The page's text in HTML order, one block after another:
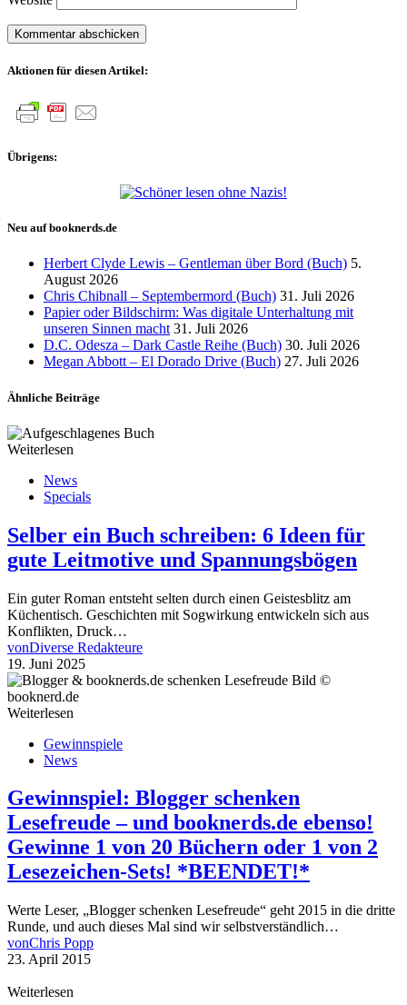
Aktionen für diesen Artikel:
Übrigens:
Neu auf booknerds.de
Herbert Clyde Lewis – Gentleman über Bord (Buch) 5.
August 2026
Chris Chibnall – Septembermord (Buch) 31. Juli 2026
Papier oder Bildschirm: Was digitale Unterhaltung mit
unseren Sinnen macht 31. Juli 2026
D.C. Odesza – Dark Castle Reihe (Buch) 30. Juli 2026
Megan Abbott – El Dorado Drive (Buch) 27. Juli 2026
Ähnliche Beiträge
Weiterlesen
News
Specials
Selber ein Buch schreiben: 6 Ideen für
gute Leitmotive und Spannungsbögen
Ein guter Roman entsteht selten durch einen Geistesblitz am
Küchentisch. Geschichten mit Sogwirkung entwickeln sich aus
Konflikten, Druck…
vonDiverse Redakteure
19. Juni 2025
Weiterlesen
Gewinnspiele
News
Gewinnspiel: Blogger schenken
Lesefreude – und booknerds.de ebenso!
Gewinne 1 von 20 Büchern oder 1 von 2
Lesezeichen-Sets! *BEENDET!*
Werte Leser, „Blogger schenken Lesefreude“ geht 2015 in die dritte
Runde, und auch dieses Mal sind wir selbstverständlich…
vonChris Popp
23. April 2015
Weiterlesen